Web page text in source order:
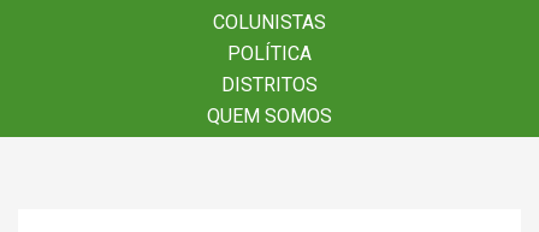
COLUNISTAS
POLÍTICA
DISTRITOS
QUEM SOMOS
COLUNISTAS
POLÍTICA
DISTRITOS
QUEM SOMOS